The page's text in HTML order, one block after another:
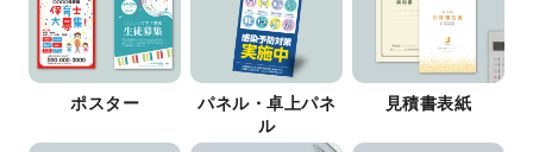
ポスター
パネル・卓上パネ
ル
見積書表紙